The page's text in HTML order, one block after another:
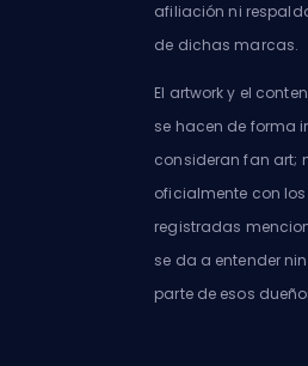
afiliación ni
de dichas marcas.
El artwork y el
se hacen de forma
consideran fan art;
oficialmente con
registradas
se da a entender
parte de esos